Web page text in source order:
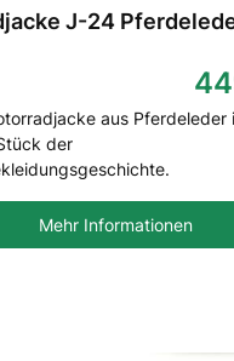
J-24
aus Pferdeleder
der
Mehr Informationen